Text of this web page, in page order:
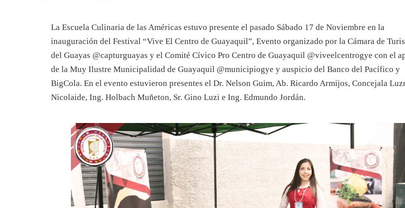
La Escuela Culinaria de las Américas estuvo presente el pasado Sábado 17 de Noviembre en la
inauguración del Festival “Vive El Centro de Guayaquil”, Evento organizado por la Cámara de
del Guayas @capturguayas y el Comité Cívico Pro Centro de Guayaquil @viveelcentrogye con el
de la Muy Ilustre Municipalidad de Guayaquil @municipiogye y auspicio del Banco del Pacífico y
BigCola. En el evento estuvieron presentes el Dr. Nelson Guim, Ab. Ricardo Armijos, Concejala
Nicolaide, Ing. Holbach Muñeton, Sr. Gino Luzi e Ing. Edmundo Jordán.